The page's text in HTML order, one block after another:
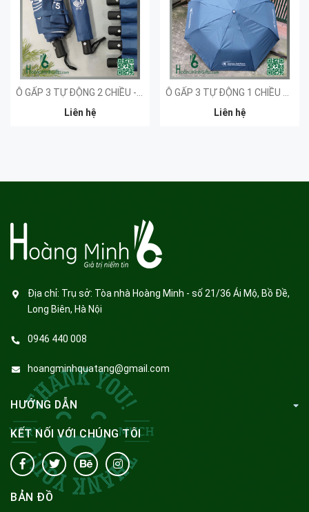
Liên hệ
Liên hệ
Địa chỉ: Trụ sở: Tòa nhà Hoàng Minh - số 21/36 Ái Mộ, Bồ Đề,
Long Biên, Hà Nội
0946 440 008
hoangminhquatang@gmail.com
HƯỚNG DẪN
KẾT NỐI VỚI CHÚNG TÔI
BẢN ĐỒ